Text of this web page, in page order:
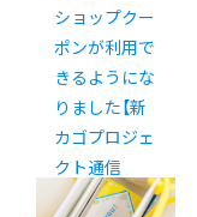
ショップクー
ポンが利用で
きるようにな
りました【新
カゴプロジェ
クト通信
Vol.7】